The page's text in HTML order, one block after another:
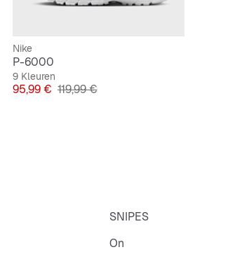
Nike
P-6000
9 Kleuren
Prijs
95,99 € Originele Prijs
119,99 €
SNIPES
On